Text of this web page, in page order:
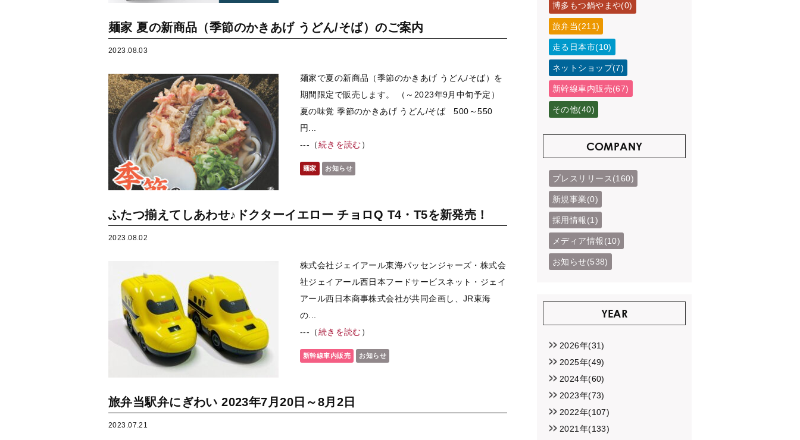
麺家 夏の新商品（季節のかきあげ うどん/そば）のご案内
2023.08.03
麺家で夏の新商品（季節のかきあげ うどん/そば）を
期間限定で販売します。 （～2023年9月中旬予定）
夏の味覚 季節のかきあげ うどん/そば 500～550
円...
---（続きを読む）
麺家 お知らせ
ふたつ揃えてしあわせ♪ドクターイエロー チョロQ T4・T5を新発売！
2023.08.02
株式会社ジェイアール東海パッセンジャーズ・株式会
社ジェイアール西日本フードサービスネット・ジェイ
アール西日本商事株式会社が共同企画し、JR東海
の...
---（続きを読む）
新幹線車内販売 お知らせ
旅弁当駅弁にぎわい 2023年7月20日～8月2日
2023.07.21
博多もつ鍋やまや(0)
旅弁当(211)
走る日本市(10)
ネットショップ(7)
新幹線車内販売(67)
その他(40)
COMPANY
プレスリリース(160)
新規事業(0)
採用情報(1)
メディア情報(10)
お知らせ(538)
YEAR
2026年(31)
2025年(49)
2024年(60)
2023年(73)
2022年(107)
2021年(133)